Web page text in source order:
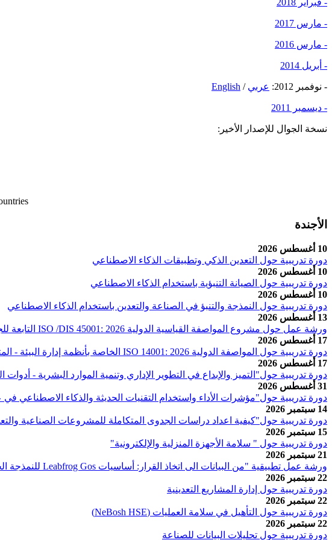
- فبراير 2018
- مارس 2017
- مارس 2016
- أبريل 2014
- نوفمبر 2012: عربي /
English
- ديسمبر 2011
نسخة الجوال للإصدار الأخير:
الأجندة
10 أغسطس 2026
دورة تدريبية حول التعدين الذكي وتطبيقات الذكاء الاصطناعي
10 أغسطس 2026
دورة تدريبية حول الصيانة التنبؤية باستخدام الذكاء الاصطناعي
10 أغسطس 2026
دورة تدريبية حول النمذجة والتنبؤ في الصناعة والتعدين باستخدام الذكاء الاصطناعي
13 أغسطس 2026
ورشة عمل حول مشروع المواصفة القياسية الدولية ISO /DIS 45001: 2026 التابعة للجنة الفنية (ISO/TC 283)
17 أغسطس 2026
دورة تدريبية حول المواصفة الدولية ISO 14001: 2026 الخاصة بأنظمة إدارة البيئة - المتطلبات مع إرشادات الإستخدام
17 أغسطس 2026
دورة تدريبية حول"التميز والإبداع في التطوير الإداري وتنمية الموارد البشرية -
31 أغسطس 2026
دورة تدريبية حول"مؤشرات الأداء واستخدام التقنيات الحديثة والذكاء الاصطناعي
14 سبتمبر 2026
دورة تدريبية حول"كيفية اعداد دراسات الجدوى المتكاملة للمشروعات الصناعية
15 سبتمبر 2026
دورة تدريبية حول " سلامة الأجهزة المنزلية والإلكترونية"
21 سبتمبر 2026
ورشة عمل تطبيقية "من البيانات الى اتخاذ القرار: أساسيات Leabfrog Gos للنمذجة الجيولوجية وتخطيط أبار الحفر"
22 سبتمبر 2026
دورة تدريبية حول إدارة المشاريع التعدينية
22 سبتمبر 2026
دورة تدريبية حول التأهيل في سلامة العمليات (NeBosh HSE)
22 سبتمبر 2026
دورة تدريبية حول تحليلات البيانات للصناعة